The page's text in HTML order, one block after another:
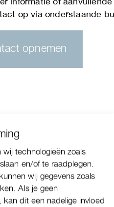
technologieën zoals
en/of te raadplegen.
wij gegevens zoals
Als je geen
dit een nadelige invloed
opnemen